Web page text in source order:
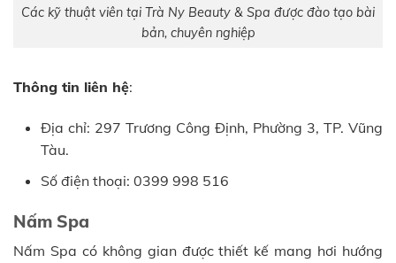
Các kỹ thuật viên tại Trà Ny Beauty & Spa được đào tạo bài
bản, chuyên nghiệp
Thông tin liên hệ:
Địa chỉ: 297 Trương Công Định, Phường 3, TP. Vũng
Tàu.
Số điện thoại: 0399 998 516
Nấm Spa
Nấm Spa có không gian được thiết kế mang hơi hướng